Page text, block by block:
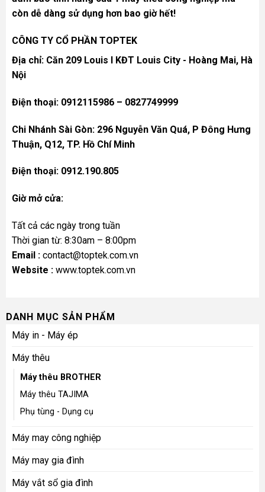
còn dễ dàng sử dụng hơn bao giờ hết!
CÔNG TY CỔ PHẦN TOPTEK
Địa chỉ: Căn 209 Louis I KĐT Louis City - Hoàng Mai, Hà
Nội
Điện thoại: 0912115986 – 0827749999
Chi Nhánh Sài Gòn: 296 Nguyễn Văn Quá, P Đông Hưng
Thuận, Q12, TP. Hồ Chí Minh
Điện thoại: 0912.190.805
Giờ mở cửa:
Tất cả các ngày trong tuần
Thời gian từ: 8:30am – 8:00pm
Email : contact@toptek.com.vn
Website : www.toptek.com.vn
DANH MỤC SẢN PHẨM
Máy in - Máy ép
Máy thêu
Máy thêu BROTHER
Máy thêu TAJIMA
Phụ tùng - Dụng cụ
Máy may công nghiệp
Máy may gia đình
Máy vắt sổ gia đình